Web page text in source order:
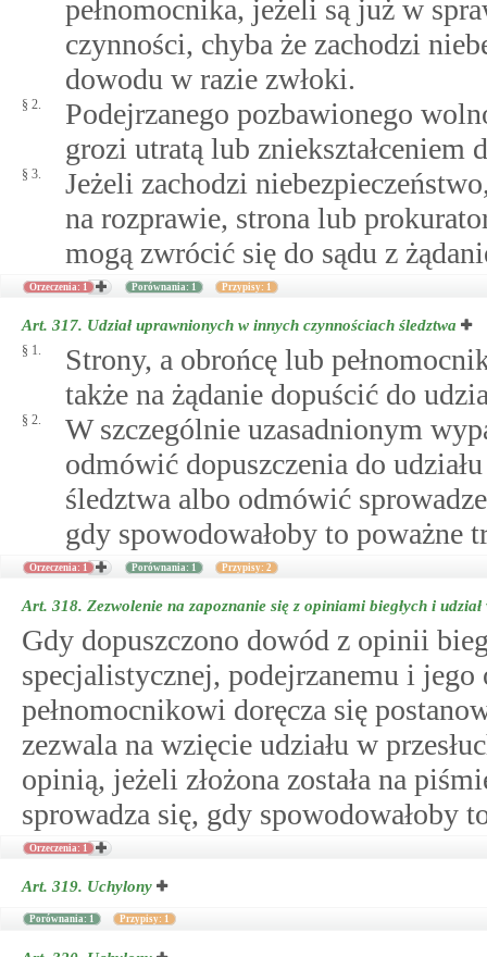
pełnomocnika, jeżeli są już w
czynności, chyba że zachodzi
dowodu w razie zwłoki.
§ 2.
Podejrzanego pozbawionego
grozi utratą lub zniekształceniem
§ 3.
Jeżeli zachodzi
na rozprawie, strona lub
mogą zwrócić się do sądu z
Orzeczenia: 1 Porównania: 1 Przypisy: 1
Art. 317. Udział uprawnionych w innych czynnościach śledztwa
§ 1.
Strony, a obrońcę lub
także na żądanie dopuścić do
§ 2.
W szczególnie uzasadnionym
odmówić dopuszczenia do
śledztwa albo odmówić
gdy spowodowałoby to poważne
Orzeczenia: 1 Porównania: 1 Przypisy: 2
Art. 318. Zezwolenie na zapoznanie się z opiniami biegłych i udział
Gdy dopuszczono dowód z opinii
specjalistycznej, podejrzanemu i
pełnomocnikowi doręcza się
zezwala na wzięcie udziału w
opinią, jeżeli złożona została na
sprowadza się, gdy spowodowałoby
Orzeczenia: 1
Art. 319. Uchylony
Porównania: 1 Przypisy: 1